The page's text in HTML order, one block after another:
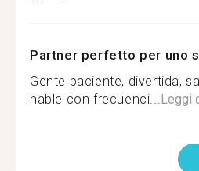
Partner perfetto per uno
Gente paciente, divertida,
hable con frecuenci...Leggi